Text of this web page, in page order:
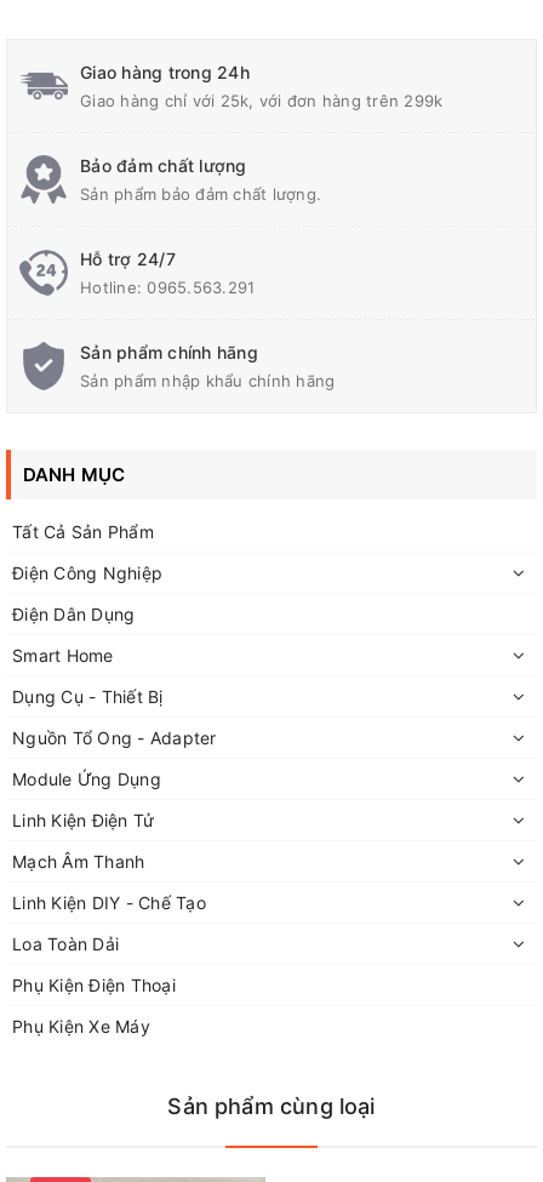
Combo 5 Kìm Plato Cắt Chân Linh Kiện
Cửa hàng linh kiện điện tử FPTchuyên cũng cấp linh phụ kiện
Giao hàng trong 24h
Giao hàng chỉ với 25k, với đơn hàng trên 299k
Bảo đảm chất lượng
Sản phẩm bảo đảm chất lượng.
Hỗ trợ 24/7
Hotline:0965.563.291
Sản phẩm chính hãng
Sản phẩm nhập khẩu chính hãng
DANH MỤC
Tất Cả Sản Phẩm
Điện Công Nghiệp
Điện Dân Dụng
Smart Home
Dụng Cụ - Thiết Bị
Nguồn Tổ Ong - Adapter
Module Ứng Dụng
Linh Kiện Điện Tử
Mạch Âm Thanh
Linh Kiện DIY - Chế Tạo
Loa Toàn Dải
Phụ Kiện Điện Thoại
Phụ Kiện Xe Máy
Sản phẩm cùng loại